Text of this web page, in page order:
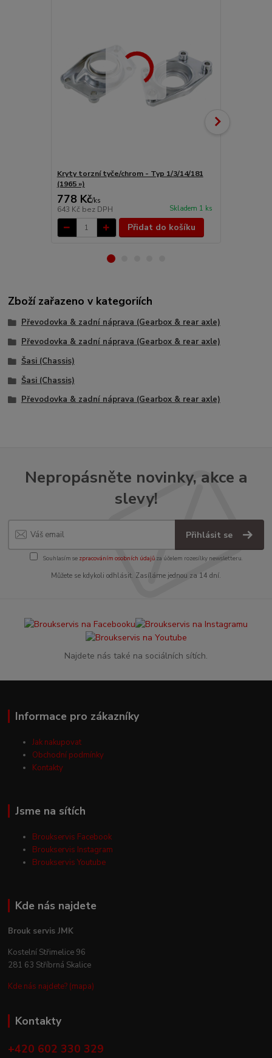
Kryty torzní tyče/chrom - Typ 1/3/14/181
(1965 »)
778 Kč/ks
643 Kč bez DPH Skladem 1 ks
Přidat do košíku
Zboží zařazeno v kategoriích
Převodovka & zadní náprava (Gearbox & rear axle)
Převodovka & zadní náprava (Gearbox & rear axle)
Šasi (Chassis)
Šasi (Chassis)
Převodovka & zadní náprava (Gearbox & rear axle)
Nepropásněte novinky, akce a
slevy!
Přihlásit se
Souhlasím se zpracováním osobních údajůza účelem rozesílky newsletteru.
Můžete se kdykoli odhlásit. Zasíláme jednou za 14 dní.
Najdete nás také na sociálních sítích.
Informace pro zákazníky
Jak nakupovat
Obchodní podmínky
Kontakty
Jsme na sítích
Broukservis Facebook
Broukservis Instagram
Broukservis Youtube
Kde nás najdete
Brouk servis JMK
Kostelní Střimelice 96
281 63 Stříbrná Skalice
Kde nás najdete? (mapa)
Kontakty
+420 602 330 329